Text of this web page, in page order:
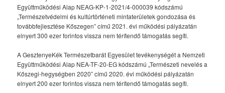
Együttműködési Alap NEAG-KP-1-2021/4-000039 kódszámú
„Természetvédelmi és kultúrtörténeti mintaterületek gondozása és
továbbfejlesztése Kőszegen” című 2021. évi működési pályázatán
elnyert 300 ezer forintos vissza nem térítendő támogatás segíti.
A GesztenyeKék Természetbarát Egyesület tevékenységét a Nemzeti
Együttműködési Alap NEA-TF-20-EG kódszámú „Természeti nevelés a
Kőszegi-hegységben 2020” című 2020. évi működési pályázatán
elnyert 200 ezer forintos vissza nem térítendő támogatás segíti.